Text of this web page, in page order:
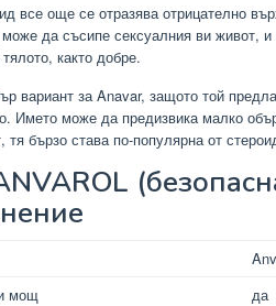
все още се отразява отрицателно
да съсипе сексуалния ви живот,
както добре.
вариант за Anavar, защото той
Името може да предизвика малко
бързо става по-популярна от
мощ
да